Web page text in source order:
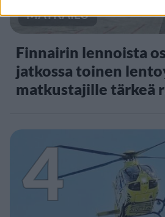
MATKAILU
Finnairin lennoista
jatkossa toinen
matkustajille tärkeä
4